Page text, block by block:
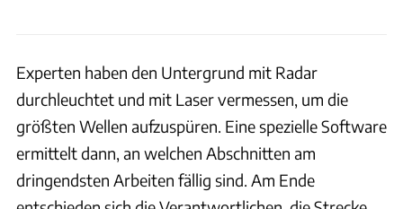
Experten haben den Untergrund mit Radar
durchleuchtet und mit Laser vermessen, um die
größten Wellen aufzuspüren. Eine spezielle Software
ermittelt dann, an welchen Abschnitten am
dringendsten Arbeiten fällig sind. Am Ende